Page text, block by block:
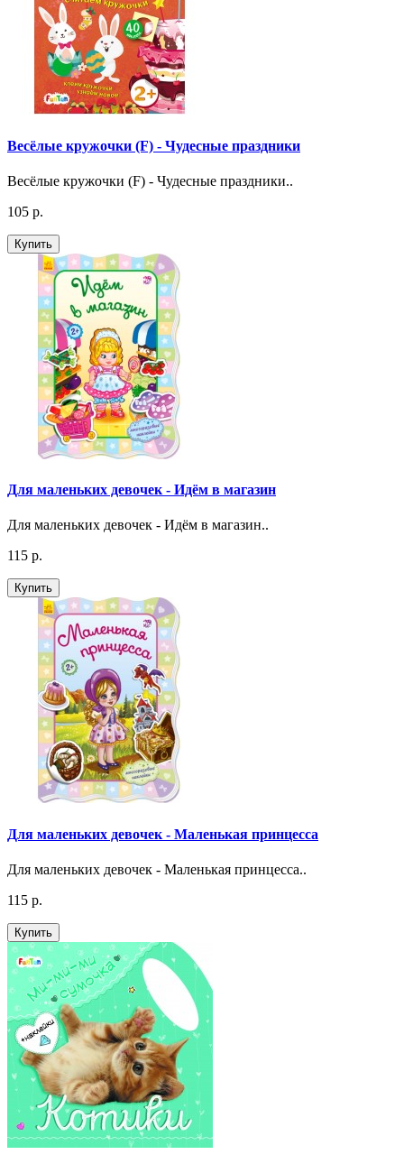
Весёлые кружочки (F) - Чудесные праздники
Весёлые кружочки (F) - Чудесные праздники..
105 р.
Купить
Для маленьких девочек - Идём в магазин
Для маленьких девочек - Идём в магазин..
115 р.
Купить
Для маленьких девочек - Маленькая принцесса
Для маленьких девочек - Маленькая принцесса..
115 р.
Купить